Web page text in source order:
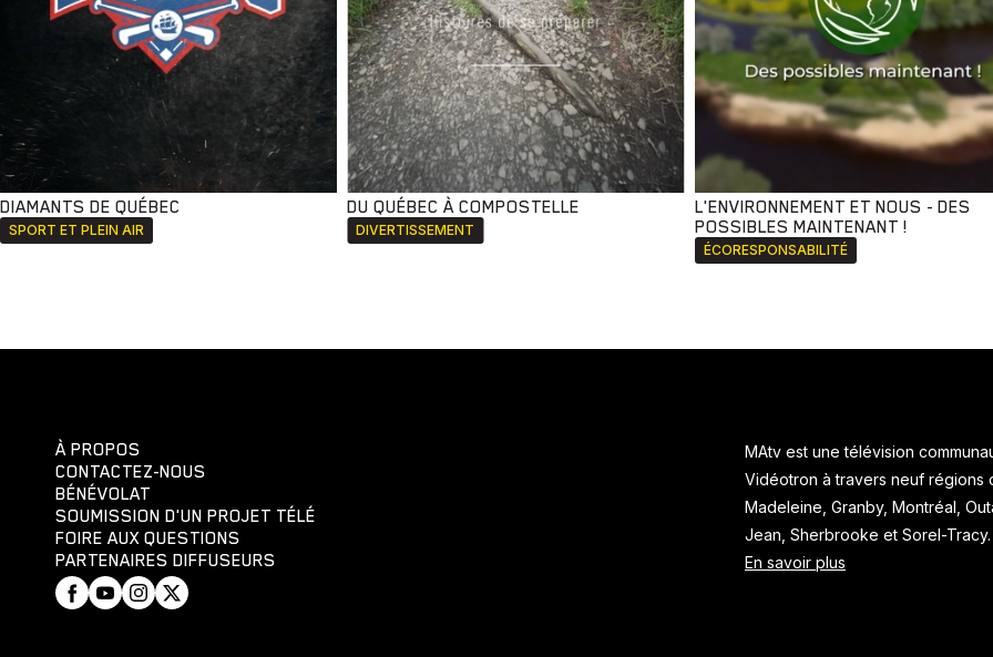
DIAMANTS DE QUÉBEC
SPORT ET PLEIN AIR
DU QUÉBEC À COMPOSTELLE
DIVERTISSEMENT
L'ENVIRONNEMENT ET NOUS - DES
POSSIBLES MAINTENANT !
ÉCORESPONSABILITÉ
À PROPOS
CONTACTEZ-NOUS
BÉNÉVOLAT
SOUMISSION D'UN PROJET TÉLÉ
FOIRE AUX QUESTIONS
PARTENAIRES DIFFUSEURS
MAtv est une télévision
Vidéotron à travers neuf régions
Madeleine, Granby, Montréal,
Jean, Sherbrooke et Sorel-
En savoir plus